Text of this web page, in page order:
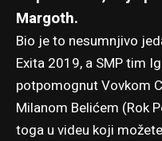
Margoth.
Bio je to nesumnjivo
Exita 2019, a SMP tim
potpomognut Vovkom
Milanom Belićem (Rok
toga u videu koji